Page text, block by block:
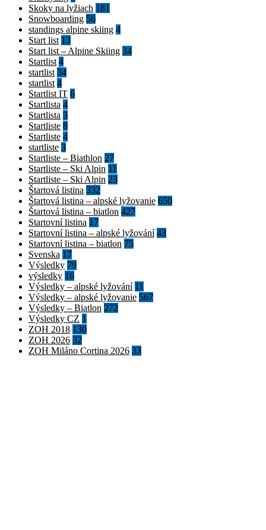
Skoky na lyžiach 181
Snowboarding 56
standings alpine skiing 4
Start list 13
Start list – Alpine Skiing 34
Startlist 4
startlist 34
startlist 4
Startlist IT 6
Startlista 4
Startlista 3
Startliste 8
Startliste 4
startliste 3
Startliste – Biathlon 27
Startliste – Ski Alpin 11
Startliste – Ski Alpin 23
Štartová listina 332
Štartová listina – alpské lyžovanie 650
Štartová listina – biatlon 427
Startovní listina 17
Startovní listina – alpské lyžování 43
Startovní listina – biatlon 75
Svenska 17
Výsledky 79
výsledky 16
Výsledky – alpské lyžování 11
Výsledky – alpské lyžovanie 567
Výsledky – Biatlon 272
Výsledky CZ 1
ZOH 2018 130
ZOH 2026 32
ZOH Miláno Cortina 2026 33